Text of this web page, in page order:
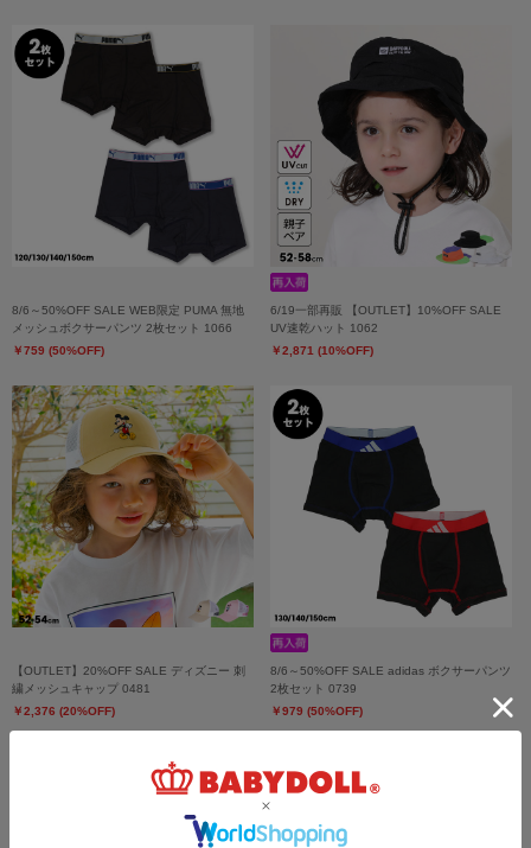
8/6～50%OFF SALE WEB限定 PUMA 無地
メッシュボクサーパンツ 2枚セット 1066
￥759 (50%OFF)
6/19一部再販 【OUTLET】10%OFF SALE
UV速乾ハット 1062
￥2,871 (10%OFF)
【OUTLET】20%OFF SALE ディズニー 刺
繍メッシュキャップ 0481
￥2,376 (20%OFF)
8/6～50%OFF SALE adidas ボクサーパンツ
2枚セット 0739
￥979 (50%OFF)